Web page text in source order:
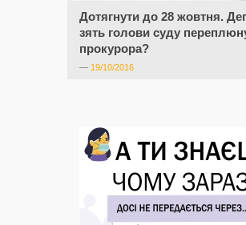
Дотягнути до 28 жовтня.
зять голови суду
прокурора?
— 19/10/2016